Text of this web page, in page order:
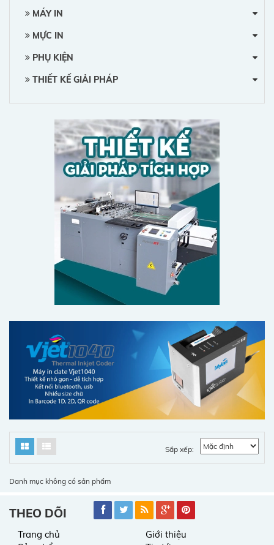
MÁY IN
MỰC IN
PHỤ KIỆN
THIẾT KẾ GIẢI PHÁP
Sắp xếp:
Danh mục không có sản phẩm
THEO DÕI
Trang chủ
Giới thiệu